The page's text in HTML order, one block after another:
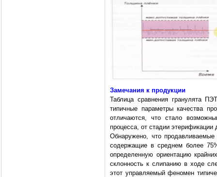
Замечания к продукции
Таблица сравнения гранулята
типичные параметры качества
отличаются, что стало
процесса, от стадии этерификации
Обнаружено, что
содержащие в среднем более
определенную ориентацию
склонность к слипанию в ходе
этот управляемый феномен